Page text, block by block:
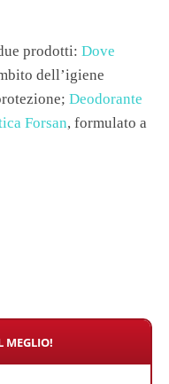
prodotti: Dove
dell’igiene
Deodorante
Forsan, formulato a
MEGLIO!